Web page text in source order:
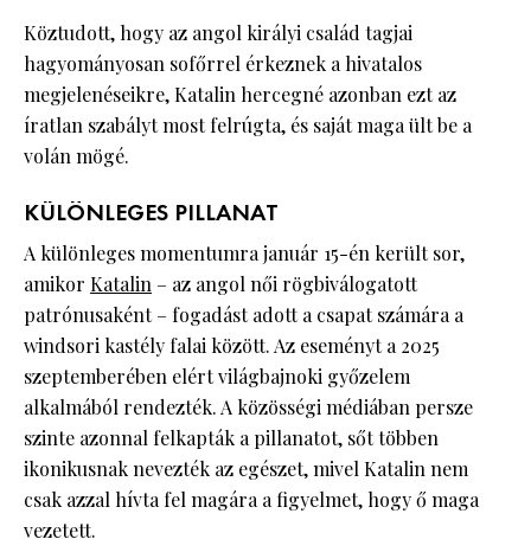
Köztudott, hogy az angol királyi család tagjai
hagyományosan sofőrrel érkeznek a hivatalos
megjelenéseikre, Katalin hercegné azonban ezt az
íratlan szabályt most felrúgta, és saját maga ült be a
volán mögé.
KÜLÖNLEGES PILLANAT
A különleges momentumra január 15-én került sor,
amikor Katalin – az angol női rögbiválogatott
patrónusaként – fogadást adott a csapat számára a
windsori kastély falai között. Az eseményt a 2025
szeptemberében elért világbajnoki győzelem
alkalmából rendezték. A közösségi médiában persze
szinte azonnal felkapták a pillanatot, sőt többen
ikonikusnak nevezték az egészet, mivel Katalin nem
csak azzal hívta fel magára a figyelmet, hogy ő maga
vezetett.